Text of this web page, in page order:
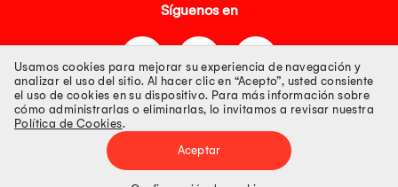
Síguenos en
Tienda 100% Segura
Tiendas Peruanas S.A. R.U.C. Nº 20493020618. Todos los derechos
Usamos cookies para mejorar su experiencia de navegación y
analizar el uso del sitio. Al hacer clic en “Acepto”, usted consiente
el uso de cookies en su dispositivo. Para más información sobre
cómo administrarlas o eliminarlas, lo invitamos a revisar nuestra
Política de Cookies.
Aceptar